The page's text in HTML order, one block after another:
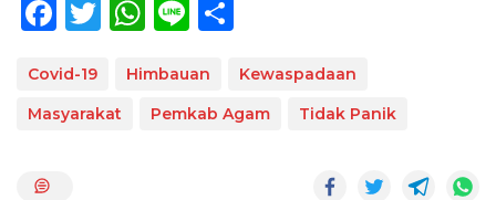
F
e
b
T
itt
er
W
at
s
Li
e ar
e
Covid-19 Himbauan
Kewaspadaan
Masyarakat
Pemkab Agam Tidak Panik